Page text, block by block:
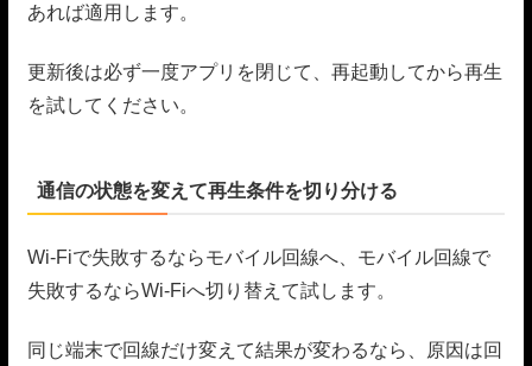
あれば適用します。
更新後は必ず一度アプリを閉じて、再起動してから再生
を試してください。
通信の状態を変えて再生条件を切り分ける
Wi-Fiで失敗するならモバイル回線へ、モバイル回線で
失敗するならWi-Fiへ切り替えて試します。
同じ端末で回線だけ変えて結果が変わるなら、原因は回